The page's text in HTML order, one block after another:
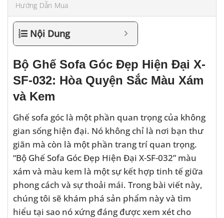
Hướng Dẫn Mua
Nội Dung
Bộ Ghế Sofa Góc Đẹp Hiện Đại X-
SF-032: Hòa Quyện Sắc Màu Xám
và Kem
Ghế sofa góc là một phần quan trọng của không
gian sống hiện đại. Nó không chỉ là nơi bạn thư
giãn mà còn là một phần trang trí quan trọng.
“Bộ Ghế Sofa Góc Đẹp Hiện Đại X-SF-032” màu
xám và màu kem là một sự kết hợp tinh tế giữa
phong cách và sự thoải mái. Trong bài viết này,
chúng tôi sẽ khám phá sản phẩm này và tìm
hiểu tại sao nó xứng đáng được xem xét cho